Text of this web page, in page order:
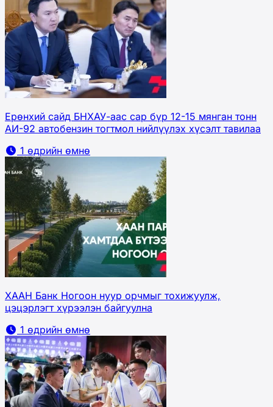
Ерөнхий сайд БНХАУ-аас сар бүр 12-15 мянган тонн
АИ-92 автобензин тогтмол нийлүүлэх хүсэлт тавилаа
1 өдрийн өмнө
ХААН Банк Ногоон нуур орчмыг тохижуулж,
цэцэрлэгт хүрээлэн байгуулна
1 өдрийн өмнө